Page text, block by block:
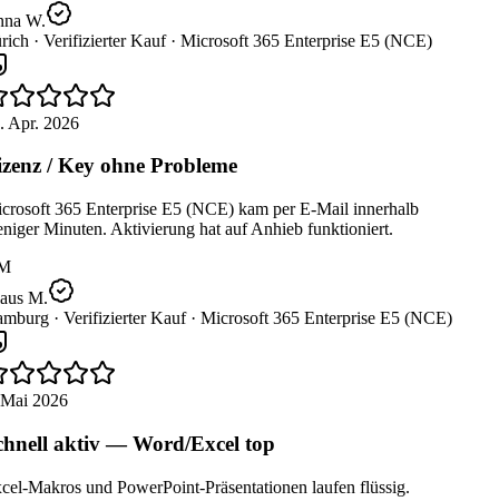
W.
· Verifizierter Kauf · Microsoft 365 Enterprise E5 (NCE)
Apr. 2026
/ Key ohne Probleme
365 Enterprise E5 (NCE) kam per E-Mail innerhalb
Minuten. Aktivierung hat auf Anhieb funktioniert.
M.
· Verifizierter Kauf · Microsoft 365 Enterprise E5 (NCE)
2026
aktiv — Word/Excel top
Makros und PowerPoint-Präsentationen laufen flüssig.